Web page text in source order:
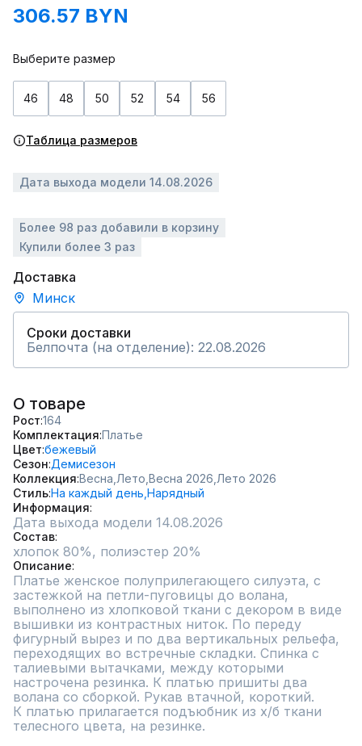
306.57 BYN
Выберите размер
46 48 50 52 54 56
Таблица размеров
Дата выхода модели 14.08.2026
Более 98 раз добавили в корзину
Купили более 3 раз
Доставка
Минск
Сроки доставки
Белпочта (на отделение): 22.08.2026
О товаре
Рост 164
Комплектация Платье
Цвет бежевый
Сезон Демисезон
Коллекция Весна, Лето, Весна 2026, Лето 2026
СтильНа каждый день, Нарядный
Информация
Дата выхода модели 14.08.2026
Состав
хлопок 80%, полиэстер 20%
Описание
Платье женское полуприлегающего силуэта, с
застежкой на петли-пуговицы до волана,
выполнено из хлопковой ткани с декором в виде
вышивки из контрастных ниток. По переду
фигурный вырез и по два вертикальных рельефа,
переходящих во встречные складки. Спинка с
талиевыми вытачками, между которыми
настрочена резинка. К платью пришиты два
волана со сборкой. Рукав втачной, короткий.
К платью прилагается подъюбник из х/б ткани
телесного цвета, на резинке.